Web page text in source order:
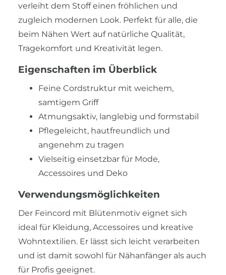
verleiht dem Stoff einen fröhlichen und
zugleich modernen Look. Perfekt für alle, die
beim Nähen Wert auf natürliche Qualität,
Tragekomfort und Kreativität legen.
Eigenschaften im Überblick
Feine Cordstruktur mit weichem,
samtigem Griff
Atmungsaktiv, langlebig und formstabil
Pflegeleicht, hautfreundlich und
angenehm zu tragen
Vielseitig einsetzbar für Mode,
Accessoires und Deko
Verwendungsmöglichkeiten
Der Feincord mit Blütenmotiv eignet sich
ideal für Kleidung, Accessoires und kreative
Wohntextilien. Er lässt sich leicht verarbeiten
und ist damit sowohl für Nähanfänger als auch
für Profis geeignet.